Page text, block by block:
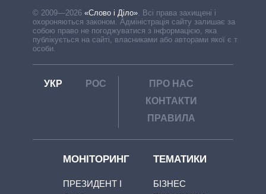
© 2009—2026 «Слово і Діло» Всі права захищені і
охороняються законом. Адміністрація сайту залишає за
собою право не погоджуватися з інформацією, яка
публікується на сайті, власниками або авторами якої є треті
особи.
УКР РОС
ПРО НАС
КОНТАКТИ
ПРАВИЛА
МОНІТОРИНГ
ПРЕЗИДЕНТ І
ТЕМАТИКИ
БІЗНЕС